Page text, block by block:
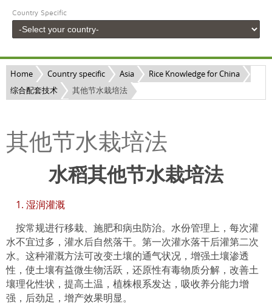
Country Specific
Home Country specific Asia
Rice Knowledge for China
综合配套技术
其他节水栽培法
其他节水栽培法
水稻其他节水栽培法
1. 湿润灌溉
按常规进行移栽、施肥和病虫防治。水份管理上，每次灌
水不宜过多，灌水后自然落干。第一次灌水落干后灌第二次
水。这种灌溉方法可改变土壤的通气状况，增强土壤渗透
性，使土壤有益微生物活跃，还原性有毒物质分解，改善土
壤理化性状，提高土温，植株根系发达，吸收养分能力增
强，后劲足，增产效果明显。